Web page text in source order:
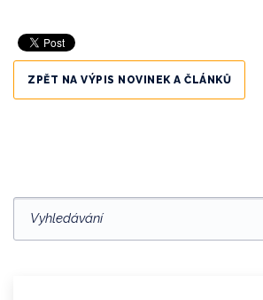
ZPĚT NA VÝPIS NOVINEK A ČLÁNKŮ